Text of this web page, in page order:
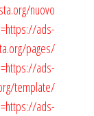
nuovo
ads-
pages/
ads-
template/
ads-